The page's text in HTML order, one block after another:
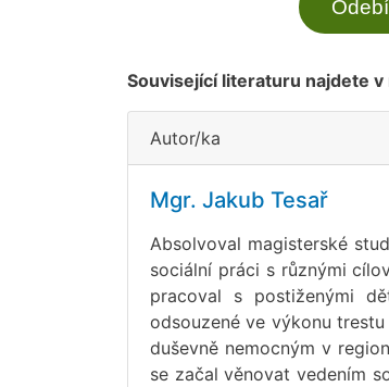
Související literaturu najdete v
Autor/ka
Mgr. Jakub Tesař
Absolvoval magisterské
sociální práci s různými
pracoval s postiženými
odsouzené ve výkonu
duševně nemocným v
se začal věnovat vedením